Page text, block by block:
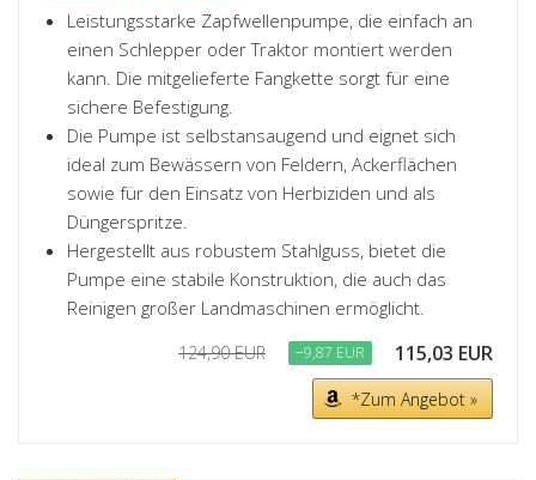
Leistungsstarke Zapfwellenpumpe, die einfach an
einen Schlepper oder Traktor montiert werden
kann. Die mitgelieferte Fangkette sorgt für eine
sichere Befestigung.
Die Pumpe ist selbstansaugend und eignet sich
ideal zum Bewässern von Feldern, Ackerflächen
sowie für den Einsatz von Herbiziden und als
Düngerspritze.
Hergestellt aus robustem Stahlguss, bietet die
Pumpe eine stabile Konstruktion, die auch das
Reinigen großer Landmaschinen ermöglicht.
124,90 EUR −9,87 EUR 115,03 EUR
*Zum Angebot »